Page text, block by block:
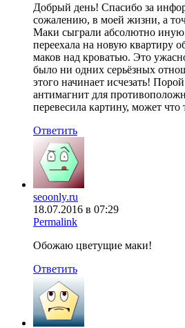
Добрый день! Спасибо за
сожалению, в моей жизни, а
Маки сыграли абсолютно иную
переехала на новую квартиру
маков над кроватью. Это
было ни одних серьёзных
этого начинает исчезать!
антимагнит для
перевесила картину, может что
Ответить
seoonly.ru
18.07.2016 в 07:29
Permalink
Обожаю цветущие маки!
Ответить